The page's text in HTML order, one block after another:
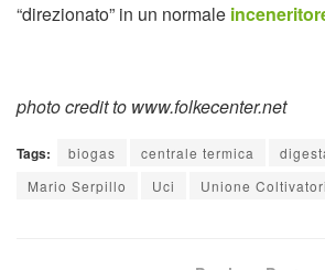
“direzionato” in un normale
photo credit to www.folkecenter.net
Tags: biogas centrale termica
Mario Serpillo
Uci Unione